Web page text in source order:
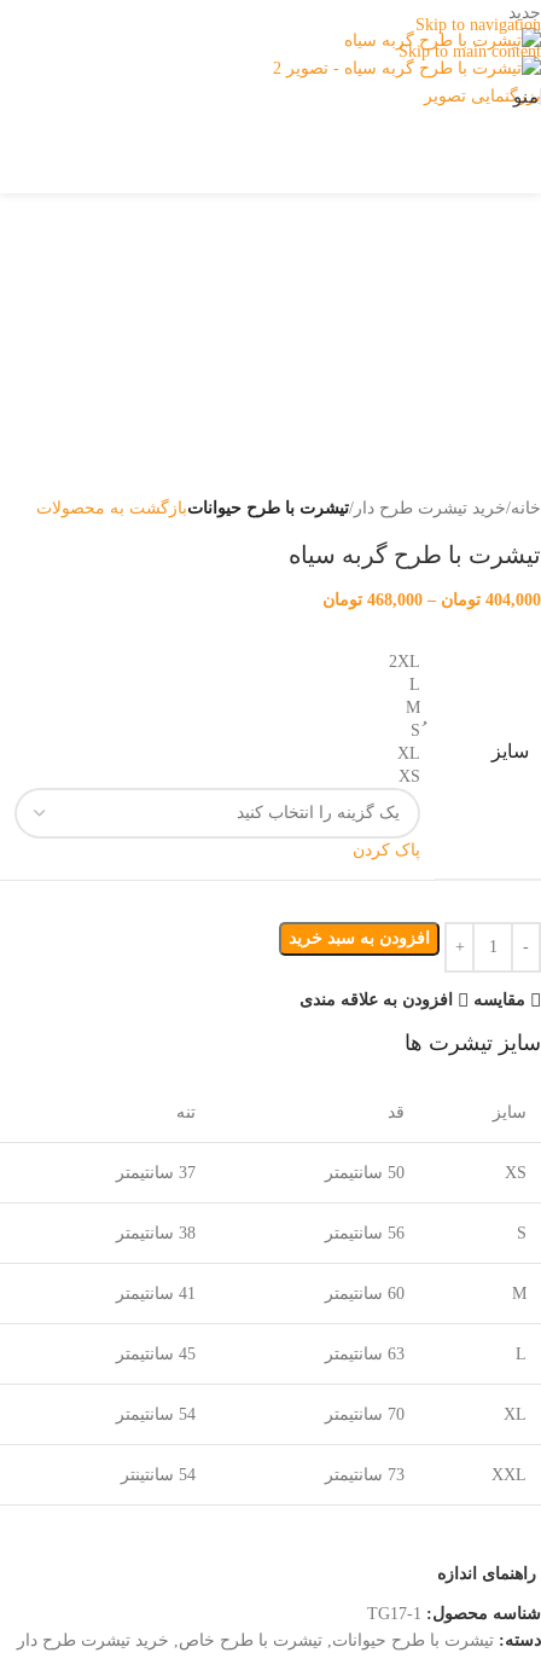
Skip to navigation
Skip to main content
منو
جدید
بزرگنمایی تصویر
خانه خرید تیشرت طرح دار تیشرت با طرح حیواناتبازگشت به محصولات
تیشرت با طرح گربه سیاه
404,000 تومان –
468,000 تومان
سایز
2XL
L
M
XL
XS
پاک کردن
افزودن به سبد خرید
مقایسه افزودن به علاقه مندی
سایز تیشرت ها
سایز قد تنه
XS 50 سانتیمتر 37 سانتیمتر
S 56 سانتیمتر 38 سانتیمتر
M 60 سانتیمتر 41 سانتیمتر
L 63 سانتیمتر 45 سانتیمتر
XL 70 سانتیمتر 54 سانتیمتر
XXL 73 سانتیمتر 54 سانتینتر
راهنمای اندازه
شناسه محصول: TG17-1
دسته: تیشرت با طرح حیوانات تیشرت با طرح خاص خرید تیشرت طرح دار